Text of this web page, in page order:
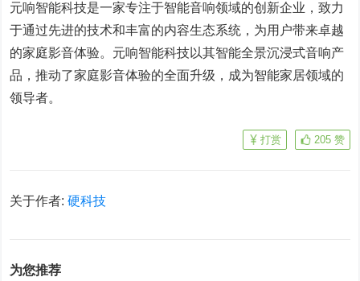
元响智能科技是一家专注于智能音响领域的创新企业，致力
于通过先进的技术和丰富的内容生态系统，为用户带来卓越
的家庭影音体验。元响智能科技以其智能全景沉浸式音响产
品，推动了家庭影音体验的全面升级，成为智能家居领域的
领导者。
205 赞
打赏
关于作者:硬科技
为您推荐